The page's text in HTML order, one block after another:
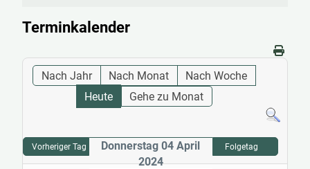
Terminkalender
Nach Jahr Nach Monat
Nach Woche
Heute
Gehe zu Monat
Vorheriger Tag
Donnerstag 04 April
2024
Folgetag